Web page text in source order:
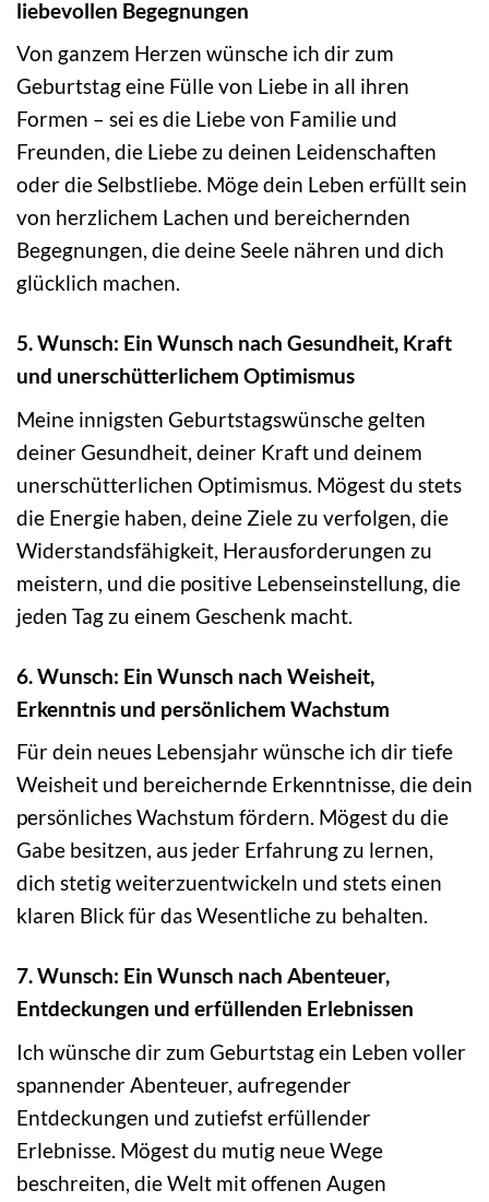
liebevollen Begegnungen
Von ganzem Herzen wünsche ich dir zum
Geburtstag eine Fülle von Liebe in all ihren
Formen – sei es die Liebe von Familie und
Freunden, die Liebe zu deinen Leidenschaften
oder die Selbstliebe. Möge dein Leben erfüllt sein
von herzlichem Lachen und bereichernden
Begegnungen, die deine Seele nähren und dich
glücklich machen.
5. Wunsch: Ein Wunsch nach Gesundheit, Kraft
und unerschütterlichem Optimismus
Meine innigsten Geburtstagswünsche gelten
deiner Gesundheit, deiner Kraft und deinem
unerschütterlichen Optimismus. Mögest du stets
die Energie haben, deine Ziele zu verfolgen, die
Widerstandsfähigkeit, Herausforderungen zu
meistern, und die positive Lebenseinstellung, die
jeden Tag zu einem Geschenk macht.
6. Wunsch: Ein Wunsch nach Weisheit,
Erkenntnis und persönlichem Wachstum
Für dein neues Lebensjahr wünsche ich dir tiefe
Weisheit und bereichernde Erkenntnisse, die dein
persönliches Wachstum fördern. Mögest du die
Gabe besitzen, aus jeder Erfahrung zu lernen,
dich stetig weiterzuentwickeln und stets einen
klaren Blick für das Wesentliche zu behalten.
7. Wunsch: Ein Wunsch nach Abenteuer,
Entdeckungen und erfüllenden Erlebnissen
Ich wünsche dir zum Geburtstag ein Leben voller
spannender Abenteuer, aufregender
Entdeckungen und zutiefst erfüllender
Erlebnisse. Mögest du mutig neue Wege
beschreiten, die Welt mit offenen Augen